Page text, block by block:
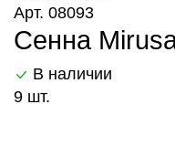
Арт. 08093
Сенна
В наличии
9 шт.